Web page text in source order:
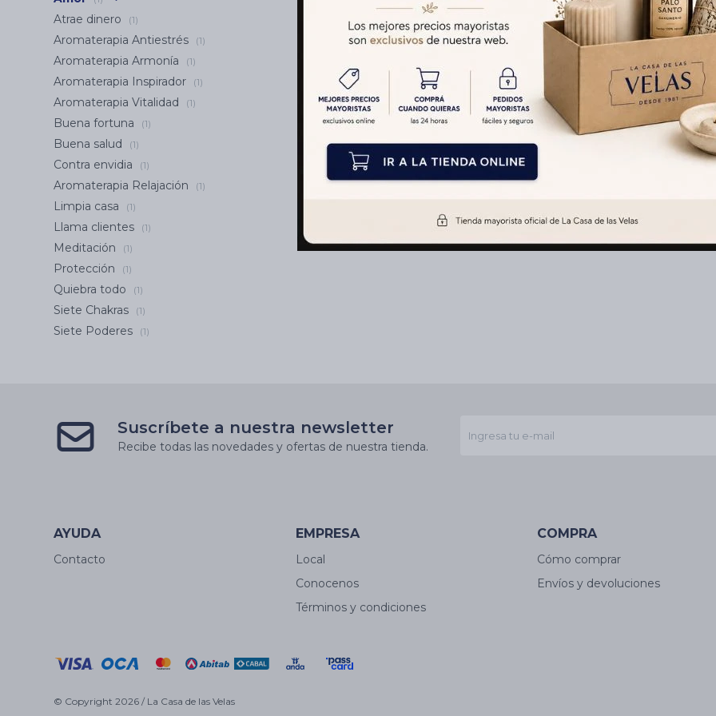
Atrae dinero (1)
Aromaterapia Antiestrés (1)
Aromaterapia Armonía (1)
Aromaterapia Inspirador (1)
Aromaterapia Vitalidad (1)
Buena fortuna (1)
Buena salud (1)
Contra envidia (1)
Aromaterapia Relajación (1)
Limpia casa (1)
Llama clientes (1)
Meditación (1)
Protección (1)
Quiebra todo (1)
Siete Chakras (1)
Siete Poderes (1)
Suscríbete a nuestra newsletter
Recibe todas las novedades y ofertas de nuestra tienda.
AYUDA
Contacto
EMPRESA
Local
Conocenos
Términos y condiciones
COMPRA
Cómo comprar
Envíos y devoluciones
© Copyright 2026 / La Casa de las Velas